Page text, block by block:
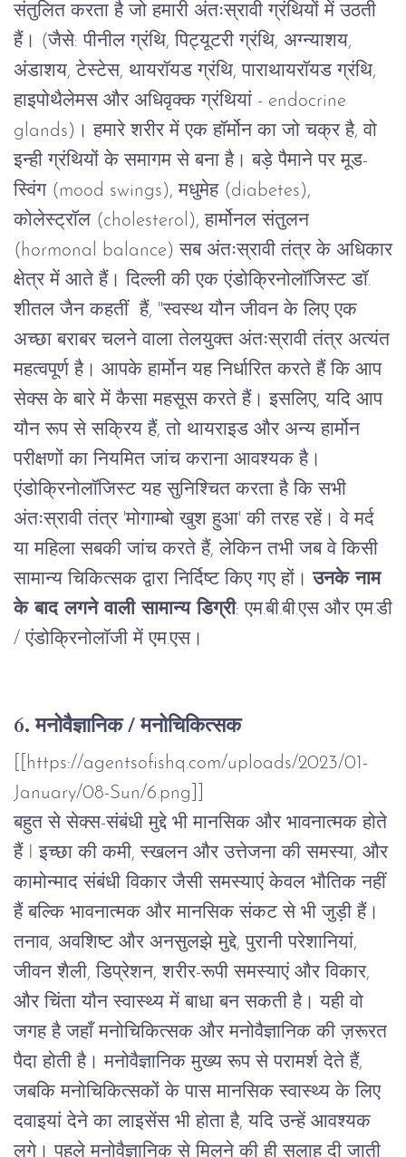
संतुलित करता है जो हमारी अंतःस्रावी ग्रंथियों में उठती
हैं। (जैसे:पीनील ग्रंथि,पिट्यूटरी ग्रंथि, अग्न्याशय,
अंडाशय,टेस्टेस, थायरॉयड ग्रंथि,पाराथायरॉयड ग्रंथि,
हाइपोथैलेमस और अधिवृक्क ग्रंथियां - endocrine
glands) । हमारे शरीर में एक हॉर्मोन का जो चक्र है,वो
इन्ही ग्रंथियों के समागम से बना है। बड़े पैमाने पर मूड-
स्विंग(mood swings),मधुमेह(diabetes),
कोलेस्ट्रॉल (cholesterol),हार्मोनल संतुलन
(hormonal balance)सब अंतःस्रावी तंत्र के अधिकार
क्षेत्र में आते हैं। दिल्ली की एक एंडोक्रिनोलॉजिस्ट डॉ.
शीतल जैन कहतीं हैं, "स्वस्थ यौन जीवन के लिए एक
अच्छा बराबर चलने वाला तेलयुक्त अंतःस्रावी तंत्र अत्यंत
महत्वपूर्ण है। आपके हार्मोन यह निर्धारित करते हैं कि आप
सेक्स के बारे में कैसा महसूस करते हैं। इसलिए,यदि आप
यौन रूप से सक्रिय हैं,तो थायराइड और अन्य हार्मोन
परीक्षणों का नियमित जांच कराना आवश्यक है।
एंडोक्रिनोलॉजिस्ट यह सुनिश्चित करता है कि सभी
अंतःस्रावी तंत्र'मोगाम्बो खुश हुआ'की तरह रहें। वे मर्द
या महिला सबकी जांच करते हैं,लेकिन तभी जब वे किसी
सामान्य चिकित्सक द्वारा निर्दिष्ट किए गए हों। उनके नाम
के बाद लगने वाली सामान्य डिग्री:एम.बी.बी.एस और एम.डी
/एंडोक्रिनोलॉजी में एम.एस।
6.मनोवैज्ञानिक/मनोचिकित्सक
[[https://agentsofishq.com/uploads/2023/01-
January/08-Sun/6.png]]
बहुत से सेक्स-संबंधी मुद्दे भी मानसिक और भावनात्मक होते
हैंIइच्छा की कमी,स्खलन और उत्तेजना की समस्या, और
कामोन्माद संबंधी विकार जैसी समस्याएं केवल भौतिक नहीं
हैं बल्कि भावनात्मक और मानसिक संकट से भी जुड़ी हैं।
तनाव, अवशिष्ट और अनसुलझे मुद्दे,पुरानी परेशानियां,
जीवन शैली,डिप्रेशन,शरीर-रूपी समस्याएं और विकार,
और चिंता यौन स्वास्थ्य में बाधा बन सकती है। यही वो
जगह है जहाँ मनोचिकित्सक और मनोवैज्ञानिक की ज़रूरत
पैदा होती है। मनोवैज्ञानिक मुख्य रूप से परामर्श देते हैं,
जबकि मनोचिकित्सकों के पास मानसिक स्वास्थ्य के लिए
दवाइयां देने का लाइसेंस भी होता है,यदि उन्हें आवश्यक
लगे। पहले मनोवैज्ञानिक से मिलने की ही सलाह दी जाती